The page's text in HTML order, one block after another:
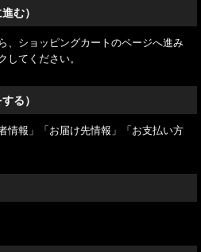
む）
、ショッピングカートのページへ進み
してください。
る）
情報」「お届け先情報」「お支払い方